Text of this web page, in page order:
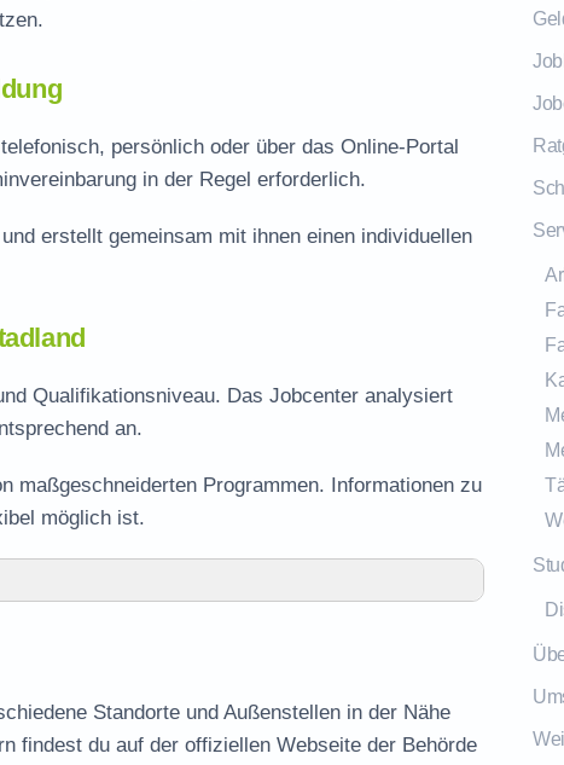
persönlich oder über das Online-Portal
in der Regel erforderlich.
erstellt gemeinsam mit ihnen einen individuellen
Qualifikationsniveau. Das Jobcenter analysiert
an.
maßgeschneiderten Programmen. Informationen zu
möglich ist.
Standorte und Außenstellen in der Nähe
findest du auf der offiziellen Webseite der Behörde